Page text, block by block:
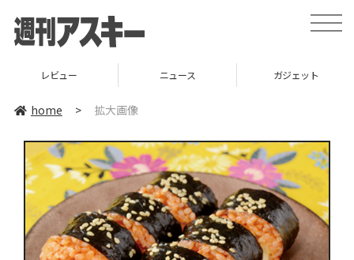
toggle
レビュー ニュース ガジェット
home > 拡大画像